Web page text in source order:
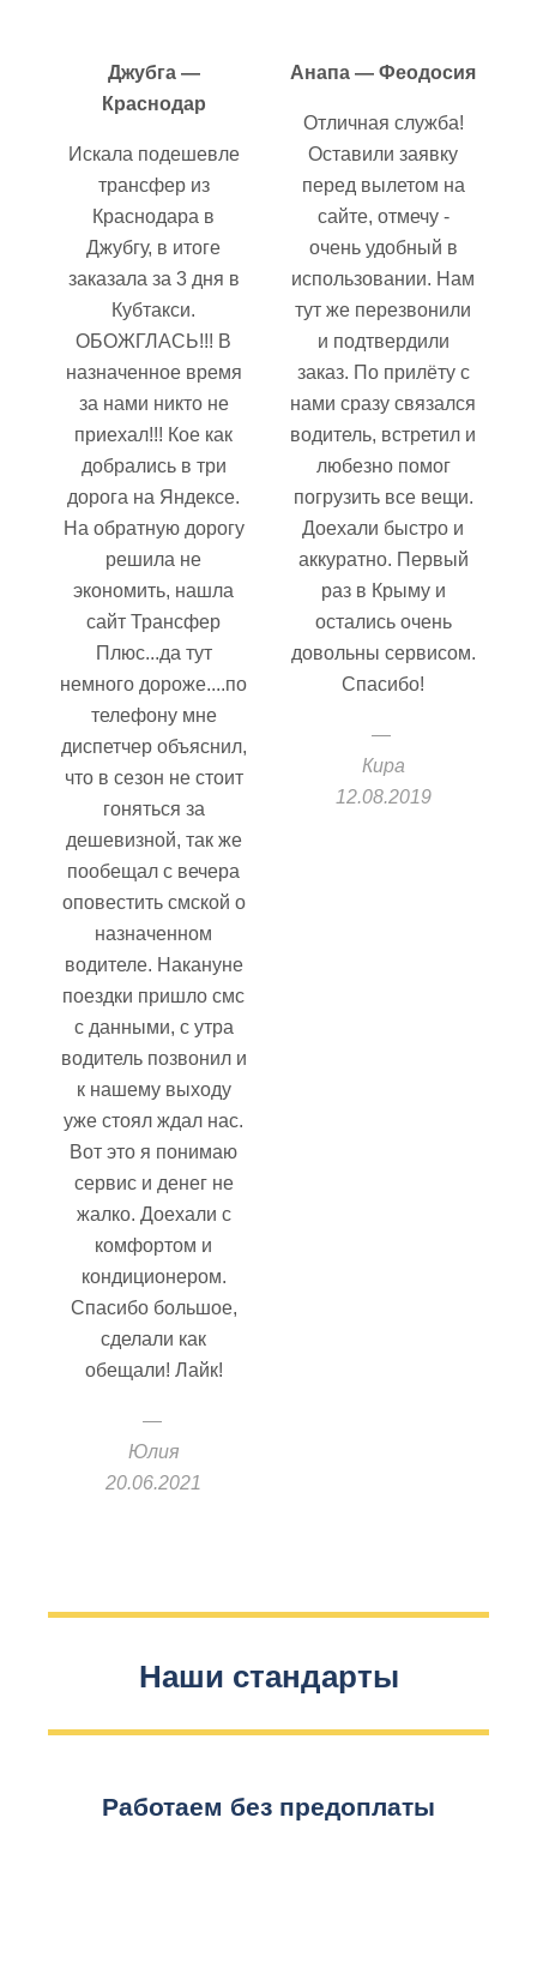
Джубга —
Краснодар
Искала подешевле
трансфер из
Краснодара в
Джубгу, в итоге
заказала за 3 дня в
Кубтакси.
ОБОЖГЛАСЬ!!! В
назначенное время
за нами никто не
приехал!!! Кое как
добрались в три
дорога на Яндексе.
На обратную дорогу
решила не
экономить, нашла
сайт Трансфер
Плюс...да тут
немного дороже....по
телефону мне
диспетчер объяснил,
что в сезон не стоит
гоняться за
дешевизной, так же
пообещал с вечера
оповестить смской о
назначенном
водителе. Накануне
поездки пришло смс
с данными, с утра
водитель позвонил и
к нашему выходу
уже стоял ждал нас.
Вот это я понимаю
сервис и денег не
жалко. Доехали с
комфортом и
кондиционером.
Спасибо большое,
сделали как
обещали! Лайк!
Юлия
20.06.2021
Анапа — Феодосия
Отличная служба!
Оставили заявку
перед вылетом на
сайте, отмечу -
очень удобный в
использовании. Нам
тут же перезвонили
и подтвердили
заказ. По прилёту с
нами сразу связался
водитель, встретил и
любезно помог
погрузить все вещи.
Доехали быстро и
аккуратно. Первый
раз в Крыму и
остались очень
довольны сервисом.
Спасибо!
Кира
12.08.2019
Наши стандарты
Работаем без предоплаты